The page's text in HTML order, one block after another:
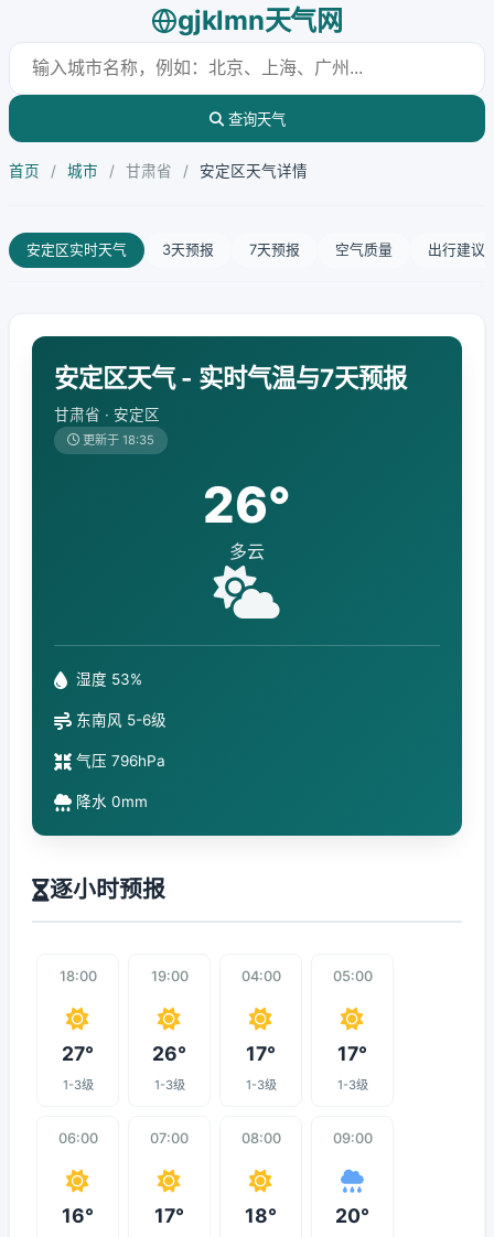
gjklmn天气网
查询天气
首页 / 城市 / 甘肃省 / 安定区天气详情
安定区实时天气 3天预报 7天预报 空气质量 出行建议
安定区天气 - 实时气温与7天预报
甘肃省 · 安定区
更新于 18:35
26°
多云
湿度 53%
东南风 5-6级
气压 796hPa
降水 0mm
逐小时预报
18:00
27°
1-3级
19:00
26°
1-3级
04:00
17°
1-3级
05:00
17°
1-3级
06:00
16°
07:00
17°
08:00
18°
09:00
20°